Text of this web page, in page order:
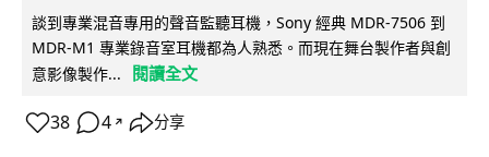
談到專業混音專用的聲音監聽耳機，Sony 經典 MDR-7506 到
MDR-M1 專業錄音室耳機都為人熟悉。而現在舞台製作者與創
意影像製作...
閱讀全文
38 4 ↗ 分享